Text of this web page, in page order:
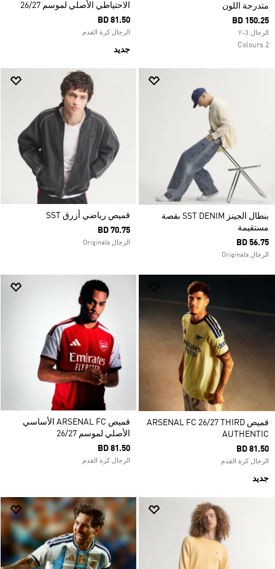
متدرجة اللون
BD 150.25
الرجال Y-3
2 Colours
الاحتياطي الأصلي لموسم 26/27
BD 81.50
الرجال كرة القدم
جديد
بنطال الجينز SST DENIM بقصة
مستقيمة
BD 56.75
الرجال Originals
قميص رياضي أزرق SST
BD 70.75
الرجال Originals
قميص ARSENAL FC 26/27 THIRD
AUTHENTIC
BD 81.50
الرجال كرة القدم
جديد
قميص ARSENAL FC الأساسي
الأصلي لموسم 26/27
BD 81.50
الرجال كرة القدم